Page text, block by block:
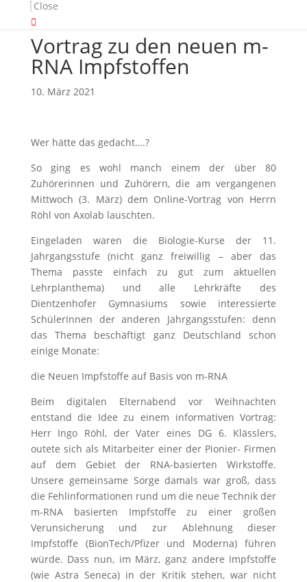
Close
Vortrag zu den neuen m-
RNA Impfstoffen
10. März 2021
Wer hätte das gedacht….?
So ging es wohl manch einem der über 80
Zuhörerinnen und Zuhörern, die am vergangenen
Mittwoch (3. März) dem Online-Vortrag von Herrn
Röhl von Axolab lauschten.
Eingeladen waren die Biologie-Kurse der 11.
Jahrgangsstufe (nicht ganz freiwillig – aber das
Thema passte einfach zu gut zum aktuellen
Lehrplanthema) und alle Lehrkräfte des
Dientzenhofer Gymnasiums sowie interessierte
SchülerInnen der anderen Jahrgangsstufen: denn
das Thema beschäftigt ganz Deutschland schon
einige Monate:
die Neuen Impfstoffe auf Basis von m-RNA
Beim digitalen Elternabend vor Weihnachten
entstand die Idee zu einem informativen Vortrag:
Herr Ingo Röhl, der Vater eines DG 6. Klässlers,
outete sich als Mitarbeiter einer der Pionier- Firmen
auf dem Gebiet der RNA-basierten Wirkstoffe.
Unsere gemeinsame Sorge damals war groß, dass
die Fehlinformationen rund um die neue Technik der
m-RNA basierten Impfstoffe zu einer großen
Verunsicherung und zur Ablehnung dieser
Impfstoffe (BionTech/Pfizer und Moderna) führen
würde. Dass nun, im März, ganz andere Impfstoffe
(wie Astra Seneca) in der Kritik stehen, war nicht